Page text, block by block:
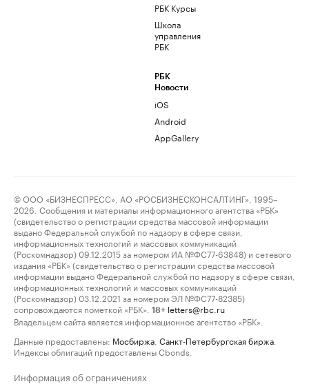
РБК Курсы
Школа
управления
РБК
РБК
Новости
iOS
Android
AppGallery
© ООО «БИЗНЕСПРЕСС», АО «РОСБИЗНЕСКОНСАЛТИНГ», 1995–
2026. Сообщения и материалы информационного агентства «РБК»
(свидетельство о регистрации средства массовой информации
выдано Федеральной службой по надзору в сфере связи,
информационных технологий и массовых коммуникаций
(Роскомнадзор) 09.12.2015 за номером ИА №ФС77-63848) и сетевого
издания «РБК» (свидетельство о регистрации средства массовой
информации выдано Федеральной службой по надзору в сфере связи,
информационных технологий и массовых коммуникаций
(Роскомнадзор) 03.12.2021 за номером ЭЛ №ФС77-82385)
сопровождаются пометкой «РБК».
18+ letters@rbc.ru
Владельцем сайта является информационное агентство «РБК».
Данные предоставлены: Мосбиржа Санкт-Петербургская биржа
Индексы облигаций предоставлены Cbonds.
Информация об ограничениях